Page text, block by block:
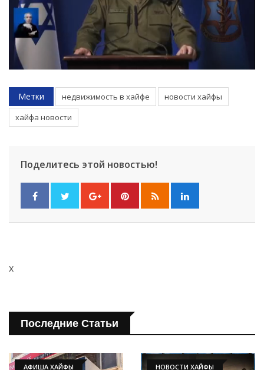
Метки недвижимость в хайфе
новости хайфы
хайфа новости
Поделитесь этой новостью!
x
Последние Статьи
АФИША ХАЙФЫ НОВОСТИ ХАЙФЫ